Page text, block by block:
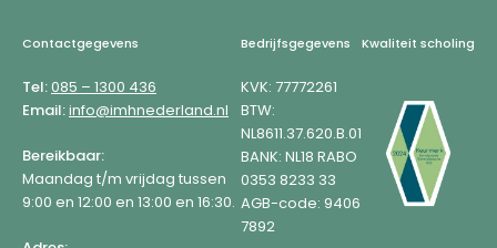
Footer
Contactgegevens
Tel:085 – 1300 436
Email:info@imhnederland.nl
Bereikbaar:
Maandag t/m vrijdag tussen
9:00 en 12:00 en 13:00 en 16:30.
Bedrijfsgegevens
KVK: 77772261
BTW:
NL8611.37.620.B.01
BANK: NL18 RABO
0353 8233 33
AGB-code: 9406
7892
Kwaliteit scholing